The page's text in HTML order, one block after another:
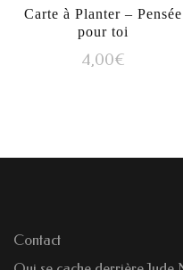
Carte à Planter – Pensée
pour toi
4,00€
Contact